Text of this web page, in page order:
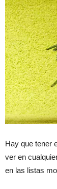
Hay que tener
ver en
en las listas